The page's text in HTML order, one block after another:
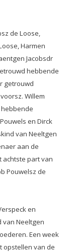
de Loose,
Harmen
Jacobsdr
hebbende
getrouwd
Willem
hebbende
en Dirck
van Neeltgen
aan de
achtste part van
Pouwelsz de
en
van Neeltgen
Een week
opstellen van de